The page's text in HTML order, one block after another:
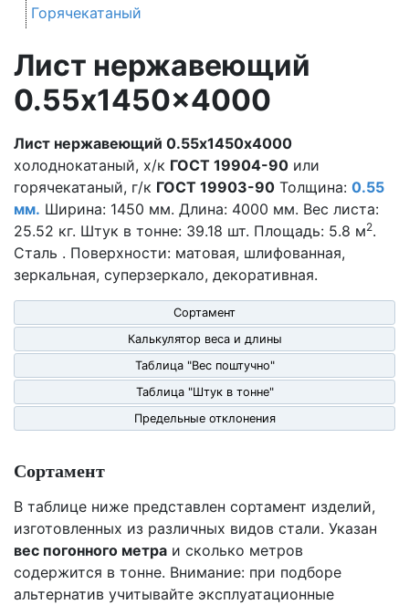
Горячекатаный
Лист нержавеющий
0.55x1450x4000
Лист нержавеющий 0.55х1450х4000
холоднокатаный, х/к ГОСТ 19904-90 или
горячекатаный, г/к ГОСТ 19903-90 Толщина: 0.55
мм. Ширина: 1450 мм. Длина: 4000 мм. Вес листа:
25.52 кг. Штук в тонне: 39.18 шт. Площадь: 5.8 м2.
Сталь . Поверхности: матовая, шлифованная,
зеркальная, суперзеркало, декоративная.
Сортамент
Калькулятор веса и длины
Таблица "Вес поштучно"
Таблица "Штук в тонне"
Предельные отклонения
Сортамент
В таблице ниже представлен сортамент изделий,
изготовленных из различных видов стали. Указан
вес погонного метра и сколько метров
содержится в тонне. Внимание: при подборе
альтернатив учитывайте эксплуатационные